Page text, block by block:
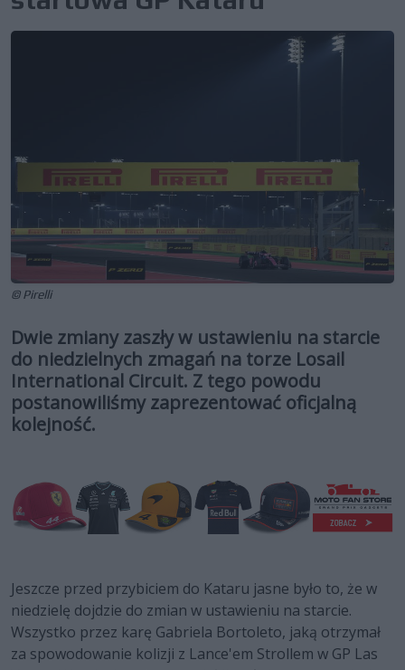
© Pirelli
Dwie zmiany zaszły w ustawieniu na starcie
do niedzielnych zmagań na torze Losail
International Circuit. Z tego powodu
postanowiliśmy zaprezentować oficjalną
kolejność.
Jeszcze przed przybiciem do Kataru jasne było to, że w
niedzielę dojdzie do zmian w ustawieniu na starcie.
Wszystko przez karę Gabriela Bortoleto, jaką otrzymał
za spowodowanie kolizji z Lance'em Strollem w GP Las